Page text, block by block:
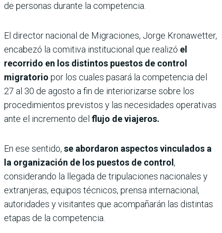
de personas durante la competencia.
El director nacional de Migraciones, Jorge Kronawetter,
encabezó la comitiva institucional que realizó el
recorrido en los distintos puestos de control
migratorio por los cuales pasará la competencia del
27 al 30 de agosto a fin de interiorizarse sobre los
procedimientos previstos y las necesidades operativas
ante el incremento del flujo de viajeros.
En ese sentido, se abordaron aspectos vinculados a
la organización de los puestos de control ,
considerando la llegada de tripulaciones nacionales y
extranjeras, equipos técnicos, prensa internacional,
autoridades y visitantes que acompañarán las distintas
etapas de la competencia.